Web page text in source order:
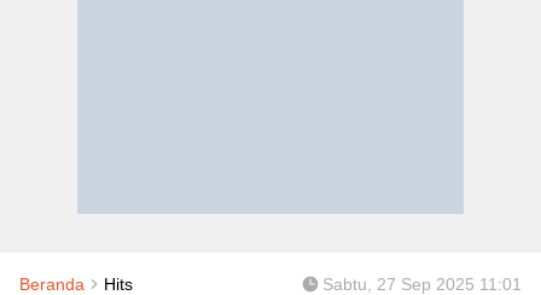
Beranda Hits Sabtu, 27 Sep 2025 11:01